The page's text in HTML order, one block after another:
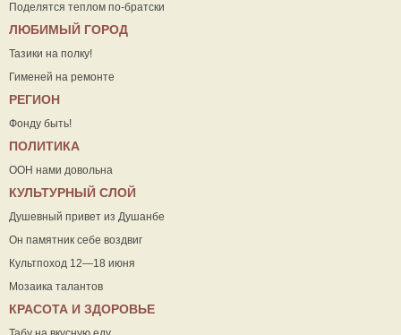
Поделятся теплом по-братски
ЛЮБИМЫЙ ГОРОД
Тазики на полку!
Гименей на ремонте
РЕГИОН
Фонду быть!
ПОЛИТИКА
ООН нами довольна
КУЛЬТУРНЫЙ СЛОЙ
Душевный привет из Душанбе
Он памятник себе воздвиг
Культпоход 12—18 июня
Мозаика талантов
КРАСОТА И ЗДОРОВЬЕ